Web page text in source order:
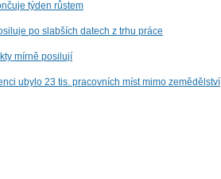
týden růstem
po slabších datech z trhu práce
mírně posilují
ubylo 23 tis. pracovních míst mimo zemědělství